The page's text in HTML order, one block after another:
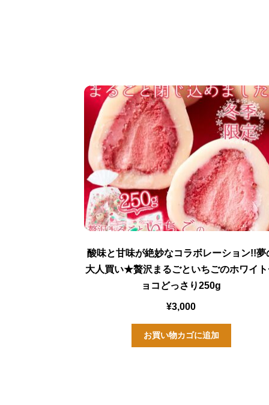
酸味と甘味が絶妙なコラボレーション!!夢
大人買い★贅沢まるごといちごのホワイ
ョコどっさり250g
¥3,000
お買い物カゴに追加